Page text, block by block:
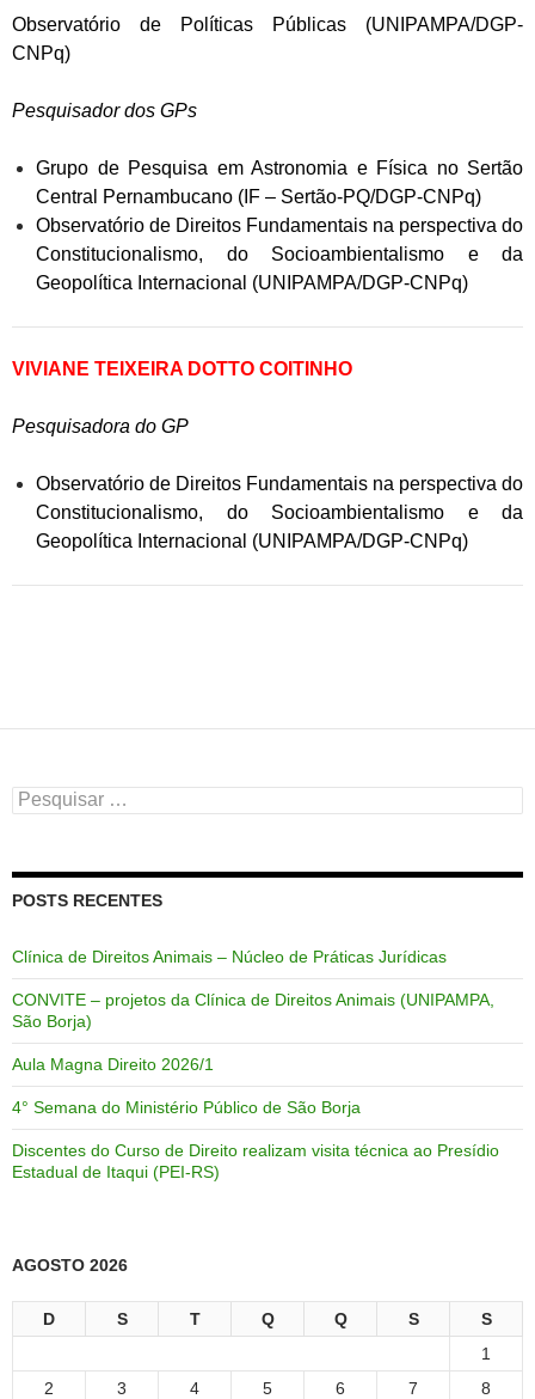
Observatório de Políticas Públicas (UNIPAMPA/DGP-
CNPq)
Pesquisador dos GPs
Grupo de Pesquisa em Astronomia e Física no Sertão
Central Pernambucano (IF – Sertão-PQ/DGP-CNPq)
Observatório de Direitos Fundamentais na perspectiva do
Constitucionalismo, do Socioambientalismo e da
Geopolítica Internacional (UNIPAMPA/DGP-CNPq)
VIVIANE TEIXEIRA DOTTO COITINHO
Pesquisadora do GP
Observatório de Direitos Fundamentais na perspectiva do
Constitucionalismo, do Socioambientalismo e da
Geopolítica Internacional (UNIPAMPA/DGP-CNPq)
Pesquisar
por:
POSTS RECENTES
Clínica de Direitos Animais – Núcleo de Práticas Jurídicas
CONVITE – projetos da Clínica de Direitos Animais (UNIPAMPA,
São Borja)
Aula Magna Direito 2026/1
4° Semana do Ministério Público de São Borja
Discentes do Curso de Direito realizam visita técnica ao Presídio
Estadual de Itaqui (PEI-RS)
AGOSTO 2026
D S T Q Q S
S
1
2
3 4 5 6 7 8